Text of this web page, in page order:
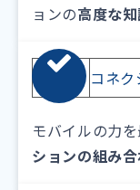
ョンの高度な
02 コネ
モバイルの力
ションの組み